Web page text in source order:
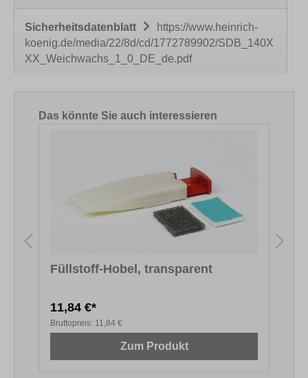
Sicherheitsdatenblatt
https://www.heinrich-
koenig.de/media/22/8d/cd/1772789902/SDB_140X
XX_Weichwachs_1_0_DE_de.pdf
Produktgalerie überspringen
Das könnte Sie auch interessieren
Füllstoff-Hobel, transparent
11,84 €*
Bruttopreis: 11,84 €
Zum Produkt